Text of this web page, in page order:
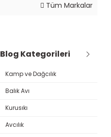
Tüm Markalar
Blog Kategorileri
Kamp ve Dağcılık
Balık Avı
Kurusıkı
Avcılık